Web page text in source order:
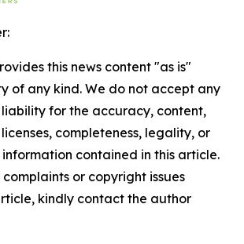
this news content "as is"
of any kind. We do not accept any
liability for the accuracy, content,
completeness, legality, or
contained in this article.
or copyright issues
kindly contact the author